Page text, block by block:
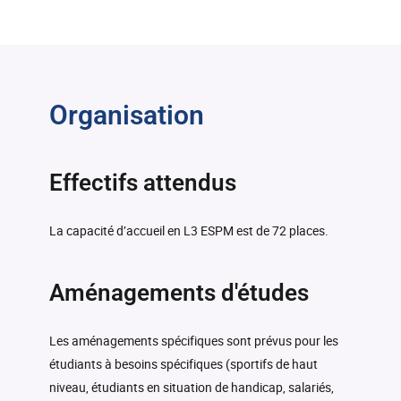
Organisation
Effectifs attendus
La capacité d’accueil en L3 ESPM est de 72 places.
Aménagements d'études
Les aménagements spécifiques sont prévus pour les
étudiants à besoins spécifiques (sportifs de haut
niveau, étudiants en situation de handicap, salariés,